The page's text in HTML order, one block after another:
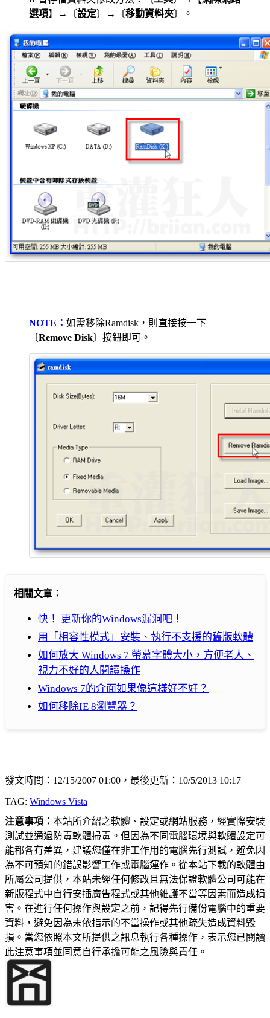
選項】→〔設定〕→〔移動資料夾〕。
NOTE： 如需移除Ramdisk，則直接按一下
〔Remove Disk〕按鈕即可。
相關文章：
快！ 更新你的Windows漏洞吧！
用「相容性模式」安裝、執行不支援的舊版軟體
如何放大 Windows 7 螢幕字體大小，方便老人、
視力不好的人閱讀操作
Windows 7的介面如果像這樣好不好？
如何移除IE 8瀏覽器？
發文時間：12/15/2007 01:00，最後更新：10/5/2013 10:17
TAG: Windows Vista
注意事項： 本站所介紹之軟體、設定或網站服務，經實際安裝
測試並通過防毒軟體掃毒。但因為不同電腦環境與軟體設定可
能都各有差異，建議您僅在非工作用的電腦先行測試，避免因
為不可預知的錯誤影響工作或電腦運作。從本站下載的軟體由
所屬公司提供，本站未經任何修改且無法保證軟體公司可能在
新版程式中自行安插廣告程式或其他維護不當等因素而造成損
害。在進行任何操作與設定之前，記得先行備份電腦中的重要
資料，避免因為未依指示的不當操作或其他疏失造成資料毀
損。當您依照本文所提供之訊息執行各種操作，表示您已閱讀
此注意事項並同意自行承擔可能之風險與責任。